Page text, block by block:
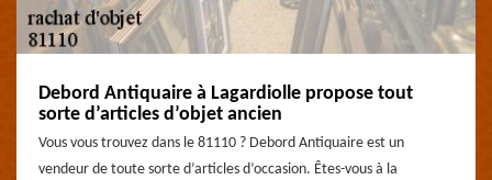
Debord Antiquaire à Lagardiolle propose tout
sorte d’articles d’objet ancien
Vous vous trouvez dans le 81110 ? Debord Antiquaire est un
vendeur de toute sorte d’articles d’occasion. Êtes-vous à la